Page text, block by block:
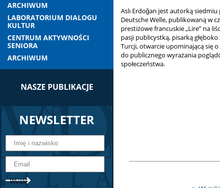
ARCHIWUM
LABORATORIUM DIALOGU
KULTUR
CENTRUM AKTYWNOŚCI
SENIORA
ARCHIWUM
NASZE PUBLIKACJE
NEWSLETTER
Aslı Erdoǧan jest autorką
Deutsche Welle, publikowaną w
prestiżowe francuskie „Lire” na
pasji publicystką, pisarką
Turcji, otwarcie upominającą się
do publicznego wyrażania
społeczeństwa.